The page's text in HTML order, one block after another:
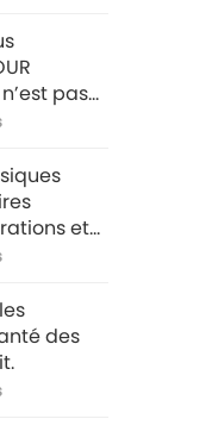
de
pas
et
qui
et
vers le
les
des